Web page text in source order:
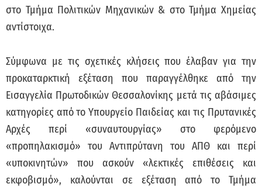
στο Τμήμα Πολιτικών Μηχανικών & στο Τμήμα Χημείας
αντίστοιχα.
Σύμφωνα με τις σχετικές κλήσεις που έλαβαν για την
προκαταρκτική εξέταση που παραγγέλθηκε από την
Εισαγγελία Πρωτοδικών Θεσσαλονίκης μετά τις αβάσιμες
κατηγορίες από το Υπουργείο Παιδείας και τις Πρυτανικές
Αρχές περί «συναυτουργίας» στο φερόμενο
«προπηλακισμό» του Αντιπρύτανη του ΑΠΘ και περί
«υποκινητών» που ασκούν «λεκτικές επιθέσεις και
εκφοβισμό», καλούνται σε εξέταση από το Τμήμα